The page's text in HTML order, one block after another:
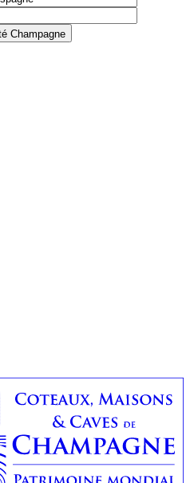
Champagne